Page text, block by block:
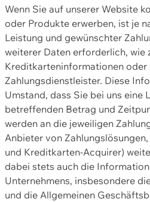
Wenn Sie auf unserer Website
oder Produkte erwerben, ist je
Leistung und gewünschter
weiterer Daten erforderlich, wie
Kreditkarteninformationen oder
Zahlungsdienstleister. Diese
Umstand, dass Sie bei uns eine
betreffenden Betrag und
werden an die jeweiligen
Anbieter von
und Kreditkarten-Acquirer)
dabei stets auch die
Unternehmens, insbesondere
und die Allgemeinen